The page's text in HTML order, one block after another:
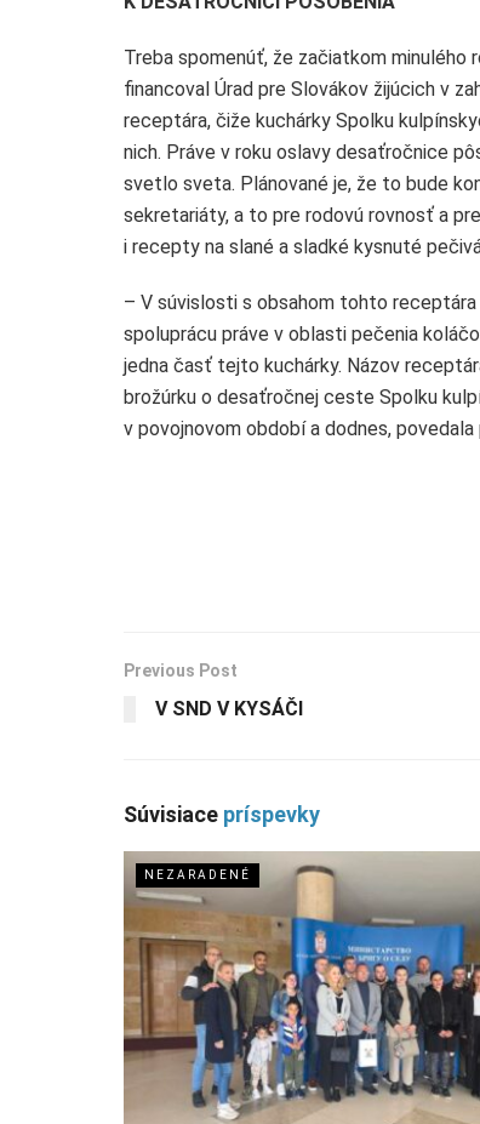
Treba spomenúť, že začiatkom minulého
financoval Úrad pre Slovákov žijúcich v
receptára, čiže kuchárky Spolku
nich. Práve v roku oslavy desaťročnice
svetlo sveta. Plánované je, že to bude
sekretariáty, a to pre rodovú rovnosť a
i recepty na slané a sladké kysnuté
– V súvislosti s obsahom tohto
spoluprácu práve v oblasti pečenia
jedna časť tejto kuchárky. Názov
brožúrku o desaťročnej ceste Spolku
v povojnovom období a dodnes, povedala
Previous Post
V SND V KYSÁČI
Súvisiace príspevky
NEZARADENÉ